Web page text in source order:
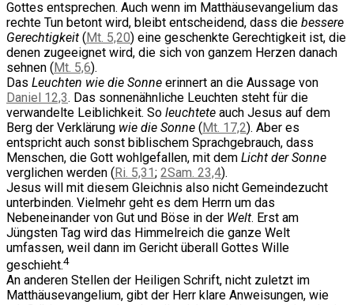
Gottes entsprechen. Auch wenn im Matthäusevangelium das
rechte Tun betont wird, bleibt entscheidend, dass die bessere
Gerechtigkeit (Mt. 5,20) eine geschenkte Gerechtigkeit ist, die
denen zugeeignet wird, die sich von ganzem Herzen danach
sehnen (Mt. 5,6).
Das Leuchten wie die Sonne erinnert an die Aussage von
Daniel 12,3. Das sonnenähnliche Leuchten steht für die
verwandelte Leiblichkeit. So leuchtete auch Jesus auf dem
Berg der Verklärung wie die Sonne (Mt. 17,2). Aber es
entspricht auch sonst biblischem Sprachgebrauch, dass
Menschen, die Gott wohlgefallen, mit dem Licht der Sonne
verglichen werden (Ri. 5,31; 2Sam. 23,4).
Jesus will mit diesem Gleichnis also nicht Gemeindezucht
unterbinden. Vielmehr geht es dem Herrn um das
Nebeneinander von Gut und Böse in der Welt. Erst am
Jüngsten Tag wird das Himmelreich die ganze Welt
umfassen, weil dann im Gericht überall Gottes Wille
geschieht.4
An anderen Stellen der Heiligen Schrift, nicht zuletzt im
Matthäusevangelium, gibt der Herr klare Anweisungen, wie